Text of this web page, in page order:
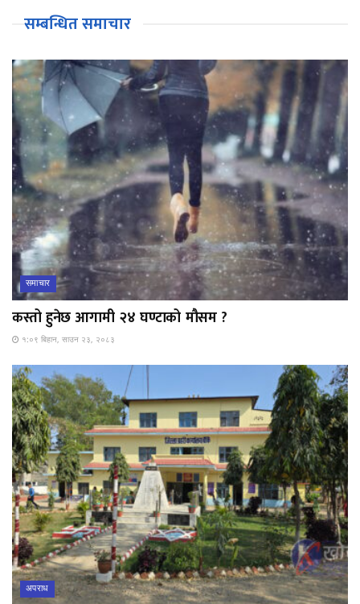
सम्बन्धित समाचार
समाचार
कस्तो हुनेछ आगामी २४ घण्टाको मौसम ?
१:०९ बिहान, साउन २३, २०८३
अपराध